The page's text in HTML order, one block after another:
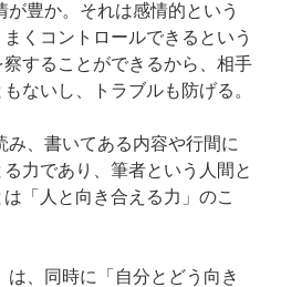
が豊か。それは感情的という
くコントロールできるという
することができるから、相手
ないし、トラブルも防げる。
み、書いてある内容や行間に
力であり、筆者という人間と
「人と向き合える力」のこ
は、同時に「自分とどう向き